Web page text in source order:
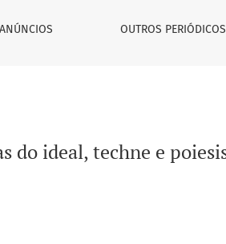
ANÚNCIOS OUTROS PERIÓDICOS
do ideal, techne e